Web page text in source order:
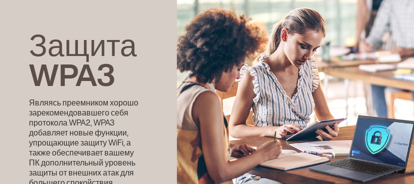
Защита
WPA3
Являясь преемником хорошо
зарекомендовавшего себя
протокола WPA2, WPA3
добавляет новые функции,
упрощающие защиту WiFi, а
также обеспечивает вашему
ПК дополнительный уровень
защиты от внешних атак для